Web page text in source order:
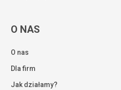
O NAS
O nas
Dla firm
Jak działamy?